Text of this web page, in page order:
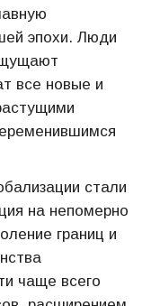
эпохи. Люди
все новые и
стали
на непомерно
границ и
чаще всего